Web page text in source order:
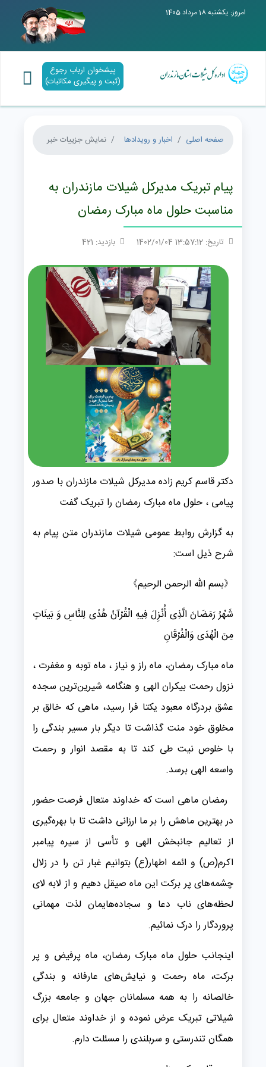
امروز: یکشنبه 18 مرداد 1405
پیشخوان ارباب رجوع
(ثبت و پیگیری مکاتبات)
صفحه اصلی اخبار و رویدادها نمایش جزییات خبر
پیام تبریک مدیرکل شیلات مازندران به
مناسبت حلول ماه مبارک رمضان
تاریخ: 13:57:12 1402/01/04 بازدید: 421
دکتر قاسم کریم زاده مدیرکل شیلات مازندران با صدور
پیامی ، حلول ماه مبارک رمضان را تبریک گفت
به گزارش روابط عمومی شیلات مازندران متن پیام به
شرح ذیل است:
《بسم الله الرحمن الرحیم》
شَهْرُ رَمَضَانَ الَّذِی أُنْزِلَ فِیهِ الْقُرْآنُ هُدًی لِلنَّاسِ وَ بَینَاتٍ
مِنَ الْهُدَی وَالْفُرْقَانِ
ماه مبارک رمضان، ماه راز و نیاز ، ماه توبه و مغفرت ،
نزول رحمت بیکران الهی و هنگامه شیرین‌ترین سجده‌
عشق بردرگاه معبود یکتا فرا رسید، ماهی که خالق بر
مخلوق خود منت گذاشت تا دیگر بار مسیر بندگی را
با خلوص نیت طی کند تا به مقصد انوار و رحمت
واسعه الهی برسد.
رمضان ماهی است که خداوند متعال فرصت حضور
در بهترین ماهش را بر ما ارزانی داشت تا با بهره‌گیری
از تعالیم جانبخش الهی و تأسی از سیره پیامبر
اکرم‌(ص) و ائمه اطهار(ع) بتوانیم غبار تن را در زلال
چشمه‌های پر برکت این ماه صیقل دهیم و از لابه­ لای
لحظه‌های ناب دعا و سجاده‌هایمان لذت مهمانی
پروردگار را درک ‌نمائیم.
اینجانب حلول ماه مبارک رمضان، ماه پرفیض و پر
برکت، ماه رحمت و نیایش‌های عارفانه و بندگی
خالصانه را به همه مسلمانان جهان و جامعه بزرگ
شیلاتی تبریک عرض نموده و از خداوند متعال برای
همگان تندرستی و سربلندی را مسئلت دارم.